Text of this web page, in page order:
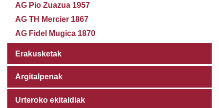
AG Pio Zuazua 1957
AG TH Mercier 1867
AG Fidel Mugica 1870
Erakusketak
Argitalpenak
Urteroko ekitaldiak